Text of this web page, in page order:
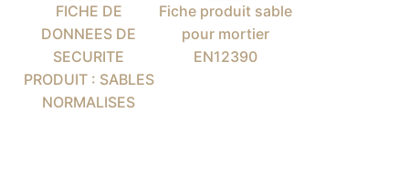
FICHE DE
DONNEES DE
SECURITE
PRODUIT : SABLES
NORMALISES
Fiche produit sable
pour mortier
EN12390